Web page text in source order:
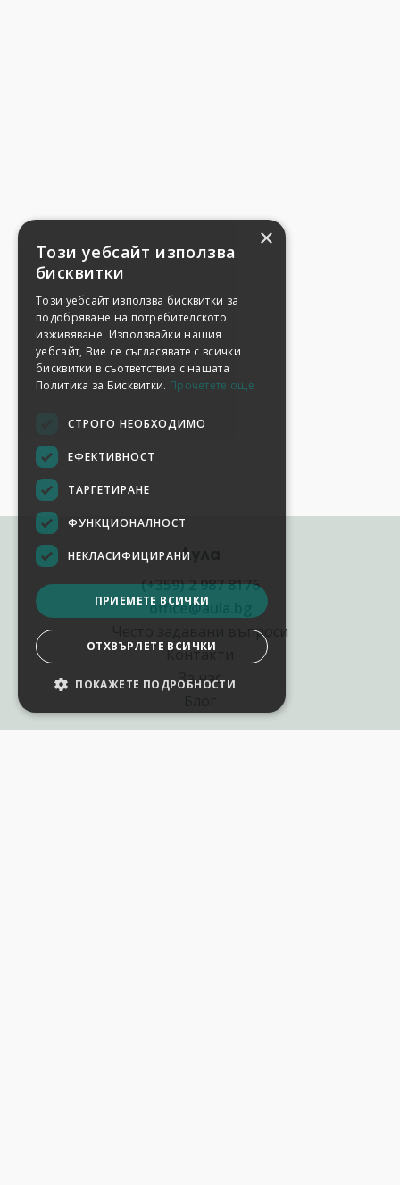
Аула
(+359) 2 987 8176
office@aula.bg
Често задавани въпроси
Контакти
За нас
×
Този уебсайт използва
бисквитки
Този уебсайт използва бисквитки за
подобряване на потребителското
изживяване. Използвайки нашия
уебсайт, Вие се съгласявате с всички
бисквитки в съответствие с нашата
Политика за Бисквитки. Прочетете още
СТРОГО НЕОБХОДИМО
ЕФЕКТИВНОСТ
ТАРГЕТИРАНЕ
ФУНКЦИОНАЛНОСТ
НЕКЛАСИФИЦИРАНИ
ПРИЕМЕТЕ ВСИЧКИ
ОТХВЪРЛЕТЕ ВСИЧКИ
ПОКАЖЕТЕ ПОДРОБНОСТИ